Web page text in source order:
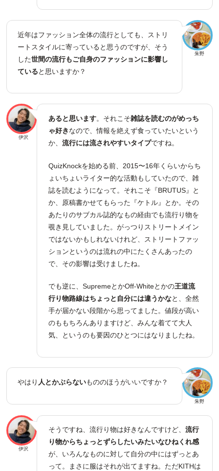
朱野
近年はファッション全体の流行としても、ストリ
ートスタイルに寄っていると思うのですが、そう
した世間の流行もご自身のファッションに影響し
ていると思いますか？
伊沢
あると思います。それこそ雑誌を読むのがめっち
ゃ好きなので、情報を絶えず食っていたいという
か、 流行には流されやすいタイプですね。
QuizKnockを始める前、2015〜16年くらいからち
ょいちょいライター的な活動もしていたので、雑
誌を読むようになって。それこそ『BRUTUS』と
か、原稿書かせてもらった『ケトル』とか。その
あたりのサブカル誌的なもの経由でも流行り物を
覗き見していました。がっつりストリートメイン
ではないかもしれないけれど、ストリートファッ
ションというのは流れの中にたくさんあったの
で、その影響は受けましたね。
でも逆に、SupremeとかOff-Whiteとかの王道流
行り物路線はちょっと自分には違うかなと、全然
手が届かない段階から思ってました。値段が高い
のももちろんありますけど、みんな着てて大人
気、というのも要因のひとつにはなりましたね。
朱野
やはり 人とかぶらないもののほうがいいですか？
伊沢
そうですね、流行り物は好きなんですけど、 流行
り物からちょっとずらしたいみたいなひねくれ感
が、いろんなものに対して自分の中にはずっとあ
って。まさに服はそれが出てますね。ただKITHは